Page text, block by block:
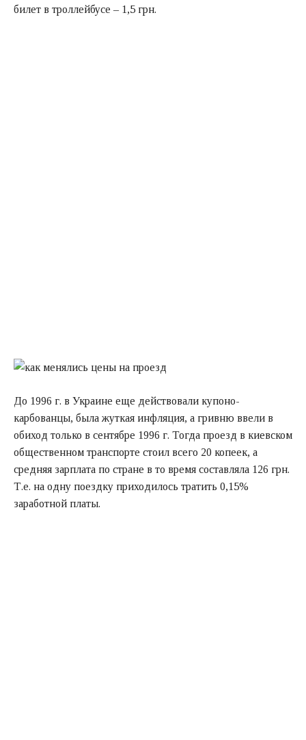
билет в троллейбусе – 1,5 грн.
До 1996 г. в Украине еще действовали купоно-
карбованцы, была жуткая инфляция, а гривню ввели в
обиход только в сентябре 1996 г. Тогда проезд в киевском
общественном транспорте стоил всего 20 копеек, а
средняя зарплата по стране в то время составляла 126 грн.
Т.е. на одну поездку приходилось тратить 0,15%
заработной платы.